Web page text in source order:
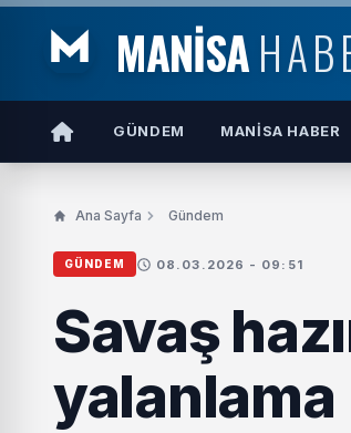
MANİSA
GÜNDEM MANISA HABER
Ana Sayfa Gündem
GÜNDEM 08.03.2026 - 09:51
Savaş
yalanlama